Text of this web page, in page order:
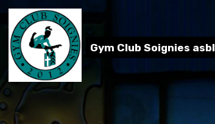
Gym Club Soignies asbl